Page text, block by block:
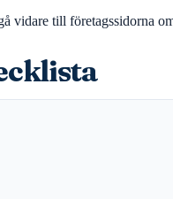
vidare till företagssidorna